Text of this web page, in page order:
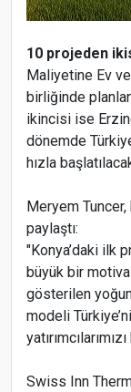
10 projeden
Maliyetine Ev
birliğinde
ikincisi ise
dönemde
hızla
Meryem
paylaştı:
"Konya’daki ilk
büyük bir
gösterilen
modeli
Swiss Inn
Mercure